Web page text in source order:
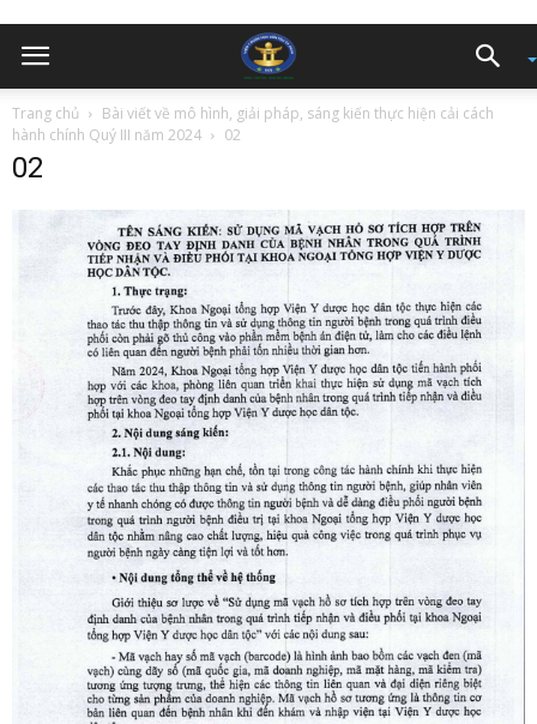
Trang chủ
Bài viết về mô hình, giải pháp, sáng kiến thực hiện cải cách
hành chính Quý III năm 2024
02
02